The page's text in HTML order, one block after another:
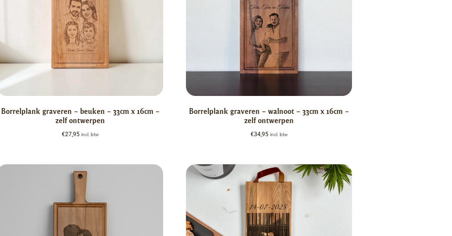
Borrelplank graveren – beuken – 33cm x 16cm –
zelf ontwerpen
€27,95 incl. btw
Borrelplank graveren – walnoot – 33cm x 16cm –
zelf ontwerpen
€34,95 incl. btw